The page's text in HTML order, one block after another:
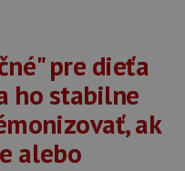
pre dieťa
ho stabilne
ak
alebo